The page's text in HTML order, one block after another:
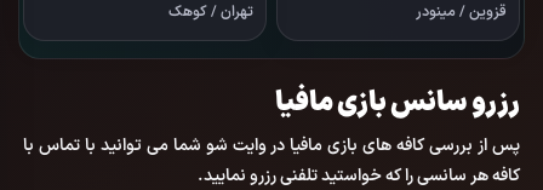
قزوین/مینودر تهران/کوهک
رزرو سانس بازی مافیا
پس از بررسی کافه های بازی مافیا در وایت شو شما می توانید با تماس با
کافه هر سانسی را که خواستید تلفنی رزرو نمایید.